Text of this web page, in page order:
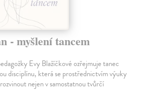
- myšlení tancem
Evy Blažíčkové ozřejmuje tanec
disciplínu, která se prostřednictvím výuky
nejen v samostatnou tvůrčí